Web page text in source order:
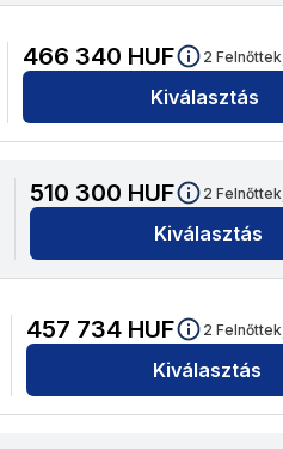
466 340 HUF 2 Felnőttek,
Kiválasztás
510 300 HUF 2 Felnőttek,
Kiválasztás
457 734 HUF 2 Felnőttek,
Kiválasztás